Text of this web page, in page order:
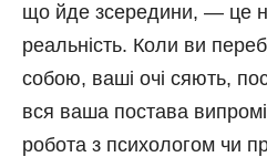
що йде зсередини, — це
реальність. Коли ви
собою, ваші очі сяють,
вся ваша постава
робота з психологом чи